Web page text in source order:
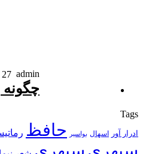
admin 27 سپتامبر , 2012
چگونه
Tags
ادرار آور اسهال بواسیر حافظ